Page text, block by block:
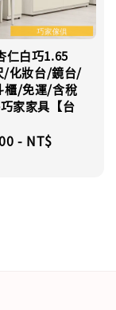
仁白巧1.65
/化妝台/鏡台/
櫃/免運/含稅
家家具【台
- NT$